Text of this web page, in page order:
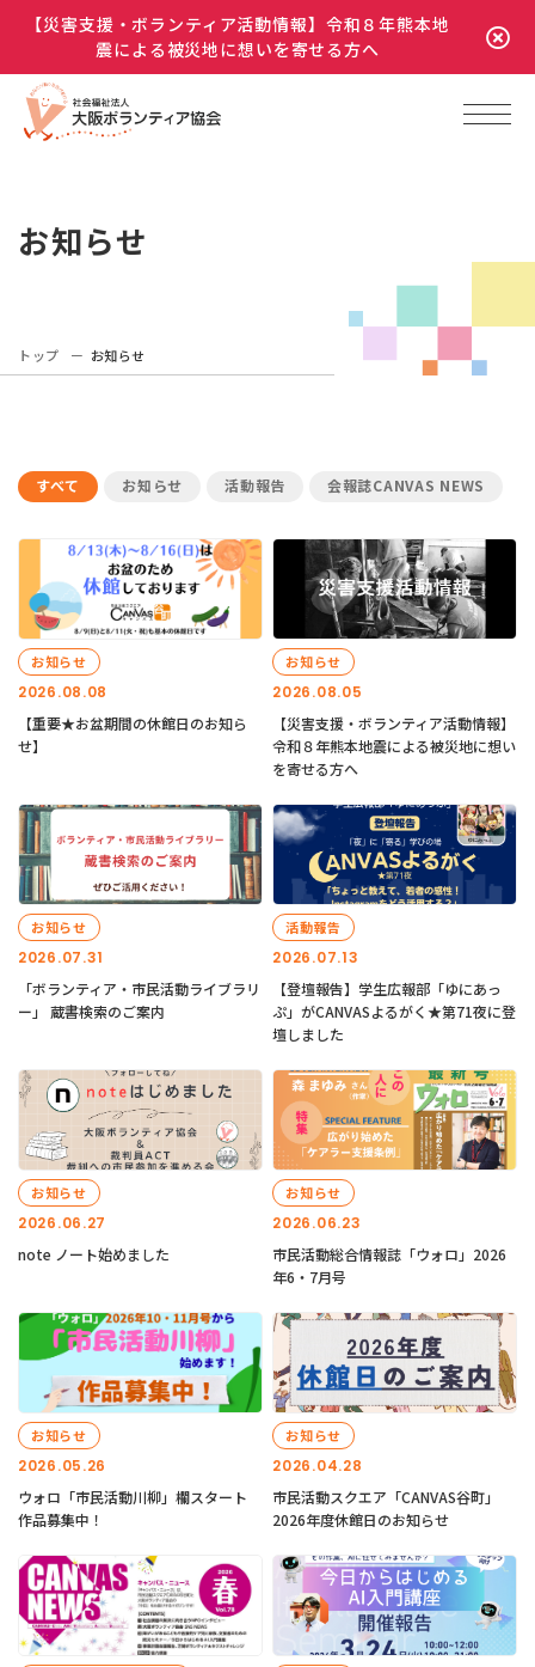
【災害支援・ボランティア活動情報】令和８年熊本地
震による被災地に想いを寄せる方へ
お知らせ
トップ お知らせ
すべて お知らせ 活動報告 会報誌CANVAS NEWS
2026.08.08
お知らせ
【重要★お盆期間の休館日のお知ら
せ】
2026.08.05
お知らせ
【災害支援・ボランティア活動情報】
令和８年熊本地震による被災地に想い
を寄せる方へ
2026.07.31
お知らせ
「ボランティア・市民活動ライブラリ
ー」 蔵書検索のご案内
2026.07.13
活動報告
【登壇報告】学生広報部「ゆにあっ
ぷ」がCANVASよるがく★第71夜に登
壇しました
2026.06.27
お知らせ
note ノート始めました
2026.06.23
お知らせ
市民活動総合情報誌「ウォロ」2026
年6・7月号
2026.05.26
お知らせ
ウォロ「市民活動川柳」欄スタート
作品募集中！
2026.04.28
お知らせ
市民活動スクエア「CANVAS谷町」
2026年度休館日のお知らせ